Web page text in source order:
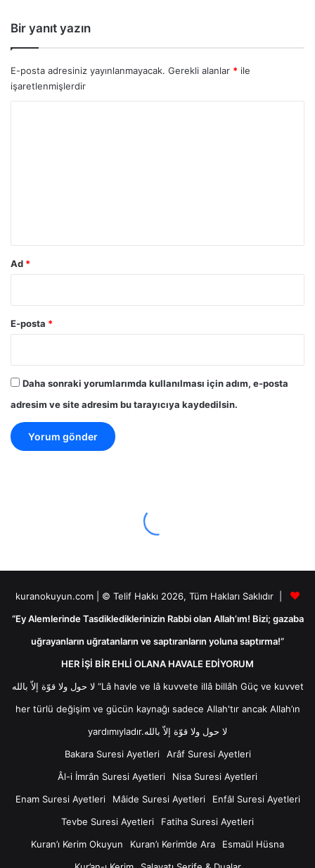
Bir yanıt yazın
E-posta adresiniz yayınlanmayacak. Gerekli alanlar * ile
işaretlenmişlerdir
Ad *
E-posta *
Daha sonraki yorumlarımda kullanılması için adım, e-posta
adresim ve site adresim bu tarayıcıya kaydedilsin.
kuranokuyun.com | © Telif Hakkı 2026, Tüm Hakları Saklıdır |
“Ey Alemlerinde Tasdiklediklerinizin Rabbi olan Allah’ım! Bizi; gazaba
uğrayanların uğratanların ve saptıranların yoluna saptırma!”
HER İŞİ BİR EHLİ OLANA HAVALE EDİYORUM
لا حول ولا قوّة إلاّ بالله “Lâ havle ve lâ kuvvete illâ billâh Güç ve kuvvet
her türlü değişim ve gücün kaynağı sadece Allah'tır ancak Allah’ın
yardımıyladır.لا حول ولا قوّة إلاّ بالله
Bakara Suresi Ayetleri
Arâf Suresi Ayetleri
Âl-i İmrân Suresi Ayetleri
Nisa Suresi Ayetleri
Enam Suresi Ayetleri
Mâide Suresi Ayetleri
Enfâl Suresi Ayetleri
Tevbe Suresi Ayetleri
Fatiha Suresi Ayetleri
Kuran’ı Kerim Okuyun
Kuran’ı Kerim’de Ara
Esmaül Hüsna